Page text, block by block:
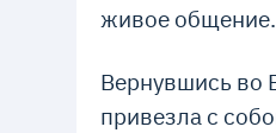
живое общение.
Вернувшись во
привезла с